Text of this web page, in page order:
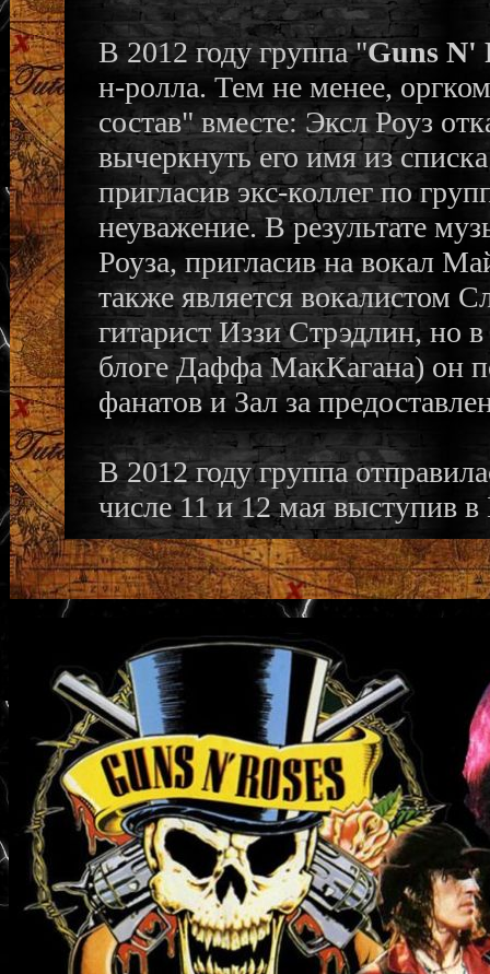
В 2012 году группа "Guns N'
н-ролла. Тем не менее,
состав" вместе: Эксл Роуз
вычеркнуть его имя из
пригласив экс-коллег по
неуважение. В результате
Роуза, пригласив на вокал
также является вокалистом
гитарист Иззи Стрэдлин, но
блоге Даффа МакКагана) он
фанатов и Зал за
В 2012 году группа
числе 11 и 12 мая выступив